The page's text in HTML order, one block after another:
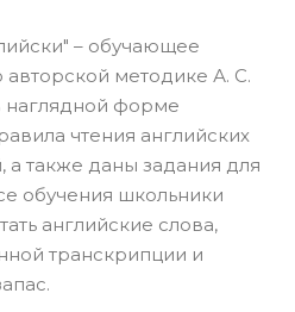
– обучающее
методике А. С.
наглядной форме
чтения английских
а также даны задания для
обучения школьники
английские слова,
транскрипции и